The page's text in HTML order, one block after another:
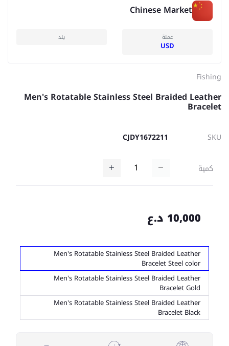
Chinese Market
عملة
USD
بلد
Fishing
Men's Rotatable Stainless Steel Braided Leather
Bracelet
SKU
CJDY1672211
كمية
10,000 د.ع
Men's Rotatable Stainless Steel Braided Leather
Bracelet Steel color
Men's Rotatable Stainless Steel Braided Leather
Bracelet Gold
Men's Rotatable Stainless Steel Braided Leather
Bracelet Black